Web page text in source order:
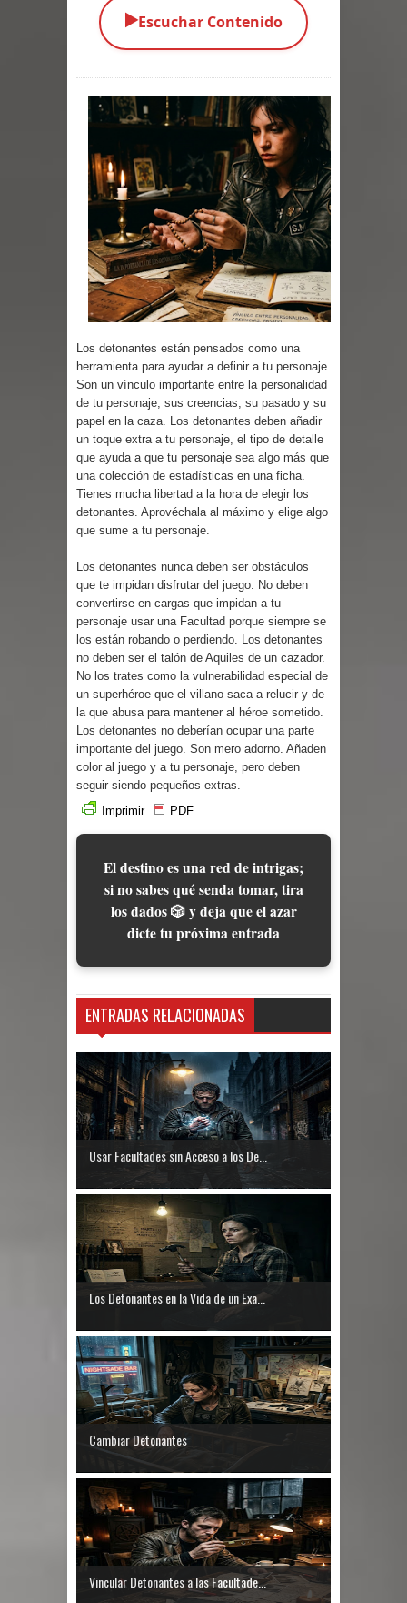
los Vivos
Parte 01: Escondido a Plena Luz
Parte 02: El Enemigo de mi Enemigo
Parte 06: Coletazos
Parte 05: Los Horrores del Infierno
Parte 04: Oídos Sordos
Parte 02: Vuelve el Hijo Prodigo
Parte 03: Reflexiones
▶️Escuchar Contenido
Los detonantes están pensados como una
herramienta para ayudar a definir a tu personaje.
Son un vínculo importante entre la personalidad
de tu personaje, sus creencias, su pasado y su
papel en la caza. Los detonantes deben añadir
un toque extra a tu personaje, el tipo de detalle
que ayuda a que tu personaje sea algo más que
una colección de estadísticas en una ficha.
Tienes mucha libertad a la hora de elegir los
detonantes. Aprovéchala al máximo y elige algo
que sume a tu personaje.
Los detonantes nunca deben ser obstáculos
que te impidan disfrutar del juego. No deben
convertirse en cargas que impidan a tu
personaje usar una Facultad porque siempre se
los están robando o perdiendo. Los detonantes
no deben ser el talón de Aquiles de un cazador.
No los trates como la vulnerabilidad especial de
un superhéroe que el villano saca a relucir y de
la que abusa para mantener al héroe sometido.
Los detonantes no deberían ocupar una parte
importante del juego. Son mero adorno. Añaden
color al juego y a tu personaje, pero deben
seguir siendo pequeños extras.
Imprimir
PDF
El destino es una red de intrigas;
si no sabes qué senda tomar, tira
los dados 🎲 y deja que el azar
dicte tu próxima entrada
ENTRADAS RELACIONADAS
Usar Facultades sin Acceso a los De...
Los Detonantes en la Vida de un Exa...
Cambiar Detonantes
Vincular Detonantes a las Facultade...